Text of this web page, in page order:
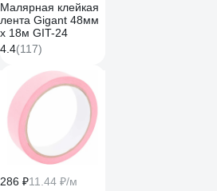
Малярная клейкая
лента Gigant 48мм
x 18м GIT-24
4.4(117)
286 ₽11.44 ₽/м